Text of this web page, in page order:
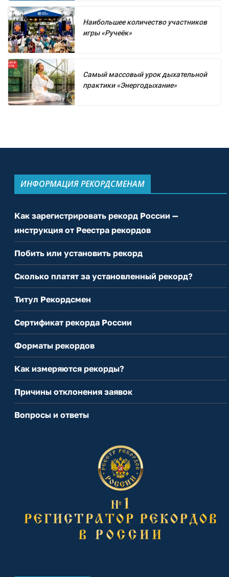
Наибольшее количество участников
игры «Ручеёк»
Самый массовый урок дыхательной
практики «Энергодыхание»
ИНФОРМАЦИЯ РЕКОРДСМЕНАМ
Как зарегистрировать рекорд России —
инструкция от Реестра рекордов
Побить или установить рекорд
Сколько платят за установленный рекорд?
Титул Рекордсмен
Сертификат рекорда России
Форматы рекордов
Как измеряются рекорды?
Причины отклонения заявок
Вопросы и ответы